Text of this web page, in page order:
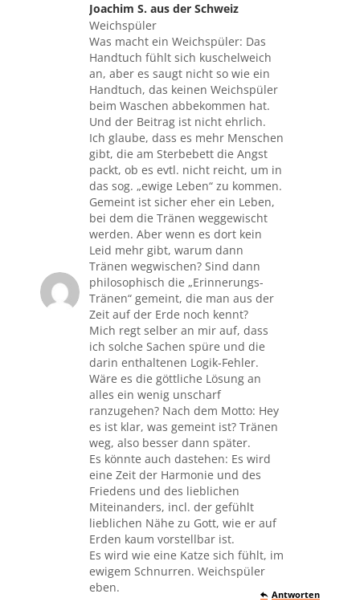
Joachim S. aus der Schweiz
sagte:
Weichspüler
Was macht ein Weichspüler: Das
Handtuch fühlt sich kuschelweich
an, aber es saugt nicht so wie ein
Handtuch, das keinen Weichspüler
beim Waschen abbekommen hat.
Und der Beitrag ist nicht ehrlich.
Ich glaube, dass es mehr Menschen
gibt, die am Sterbebett die Angst
packt, ob es evtl. nicht reicht, um in
das sog. „ewige Leben“ zu kommen.
Gemeint ist sicher eher ein Leben,
bei dem die Tränen weggewischt
werden. Aber wenn es dort kein
Leid mehr gibt, warum dann
Tränen wegwischen? Sind dann
philosophisch die „Erinnerungs-
Tränen“ gemeint, die man aus der
Zeit auf der Erde noch kennt?
Mich regt selber an mir auf, dass
ich solche Sachen spüre und die
darin enthaltenen Logik-Fehler.
Wäre es die göttliche Lösung an
alles ein wenig unscharf
ranzugehen? Nach dem Motto: Hey
es ist klar, was gemeint ist? Tränen
weg, also besser dann später.
Es könnte auch dastehen: Es wird
eine Zeit der Harmonie und des
Friedens und des lieblichen
Miteinanders, incl. der gefühlt
lieblichen Nähe zu Gott, wie er auf
Erden kaum vorstellbar ist.
Es wird wie eine Katze sich fühlt, im
ewigem Schnurren. Weichspüler
eben.
Antworten